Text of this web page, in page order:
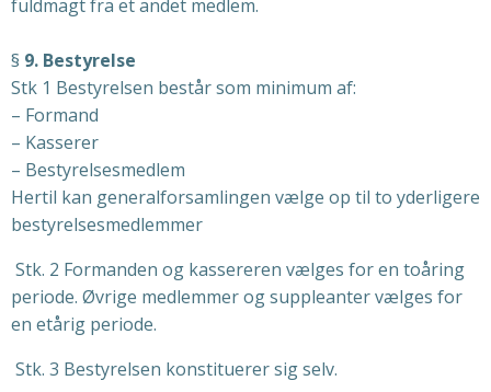
fuldmagt fra et andet medlem.
§ 9. Bestyrelse
Stk 1 Bestyrelsen består som minimum af:
– Formand
– Kasserer
– Bestyrelsesmedlem
Hertil kan generalforsamlingen vælge op til to yderligere
bestyrelsesmedlemmer
Stk. 2 Formanden og kassereren vælges for en toåring
periode. Øvrige medlemmer og suppleanter vælges for
en etårig periode.
Stk. 3 Bestyrelsen konstituerer sig selv.